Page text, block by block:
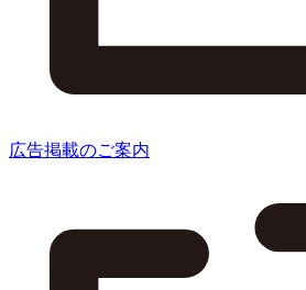
広告掲載のご案内